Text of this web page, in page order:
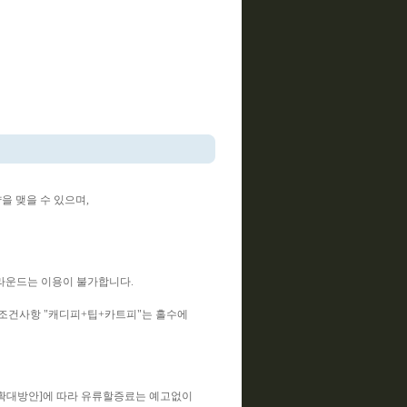
맺을 수 있으며,
운드는 이용이 불가합니다.
건사항 "캐디피+팁+카트피"는 홀수에
방안]에 따라 유류할증료는 예고없이